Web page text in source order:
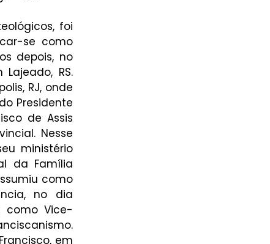
foi
se como
depois, no
RS.
RJ, onde
Presidente
de Assis
Nesse
ministério
da Família
como
no dia
como Vice-
em